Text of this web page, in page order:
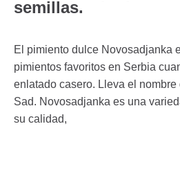
semillas.
El pimiento dulce Novosadjanka
pimientos favoritos en Serbia
enlatado casero. Lleva el
Sad. Novosadjanka es una
su calidad,